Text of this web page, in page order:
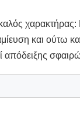
και ούτω
απόδειξης